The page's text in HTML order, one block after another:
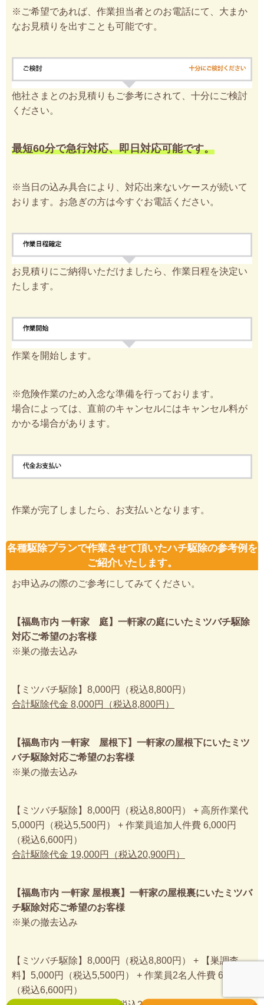
※ご希望であれば、作業担当者とのお電話にて、大まか
なお見積りを出すことも可能です。
他社さまとのお見積りもご参考にされて、十分にご検討
ください。
最短60分で急行対応、即日対応可能です。
※当日の込み具合により、対応出来ないケースが続いて
おります。お急ぎの方は今すぐお電話ください。
お見積りにご納得いただけましたら、作業日程を決定い
たします。
作業を開始します。
※危険作業のため入念な準備を行っております。
場合によっては、直前のキャンセルにはキャンセル料が
かかる場合があります。
作業が完了しましたら、お支払いとなります。
各種駆除プランで作業させて頂いたハチ駆除の参考例を
ご紹介いたします。
お申込みの際のご参考にしてみてください。
【福島市内 一軒家 庭】一軒家の庭にいたミツバチ駆除
対応ご希望のお客様
※巣の撤去込み
【ミツバチ駆除】8,000円（税込8,800円）
合計駆除代金 8,000円（税込8,800円）
【福島市内 一軒家 屋根下】一軒家の屋根下にいたミツ
バチ駆除対応ご希望のお客様
※巣の撤去込み
【ミツバチ駆除】8,000円（税込8,800円） + 高所作業代
5,000円（税込5,500円） + 作業員追加人件費 6,000円
（税込6,600円）
合計駆除代金 19,000円（税込20,900円）
【福島市内 一軒家 屋根裏】一軒家の屋根裏にいたミツバ
チ駆除対応ご希望のお客様
※巣の撤去込み
【ミツバチ駆除】8,000円（税込8,800円） + 【巣調査
料】5,000円（税込5,500円） + 作業員2名人件費 6,000円
（税込6,600円）